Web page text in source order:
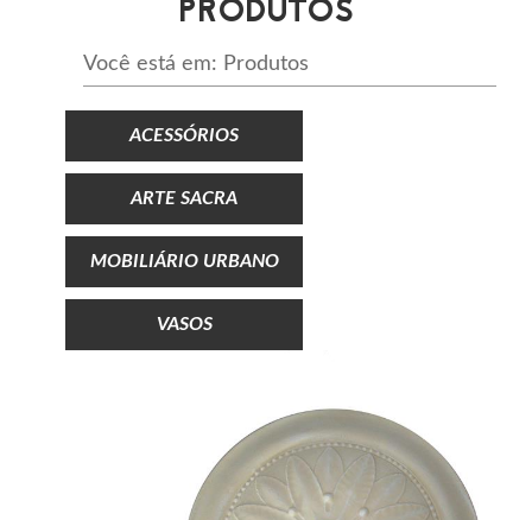
PRODUTOS
Você está em: Produtos
ACESSÓRIOS
ARTE SACRA
MOBILIÁRIO URBANO
VASOS